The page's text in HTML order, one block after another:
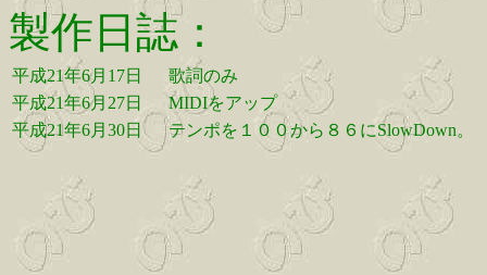
製作日誌：
平成21年6月17日
歌詞のみ
平成21年6月27日
MIDIをアップ
平成21年6月30日
テンポを１００から８６にSlowDown。